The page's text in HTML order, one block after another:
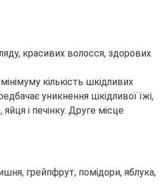
красивих волосся, здорових
кількість шкідливих
уникнення шкідливої їжі,
і печінку. Друге місце
грейпфрут, помідори, яблука,